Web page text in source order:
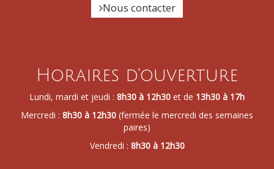
Nous contacter
Horaires d'ouverture
Lundi, mardi et jeudi : 8h30 à 12h30 et de 13h30 à 17h
Mercredi : 8h30 à 12h30 (fermée le mercredi des semaines
paires)
Vendredi : 8h30 à 12h30